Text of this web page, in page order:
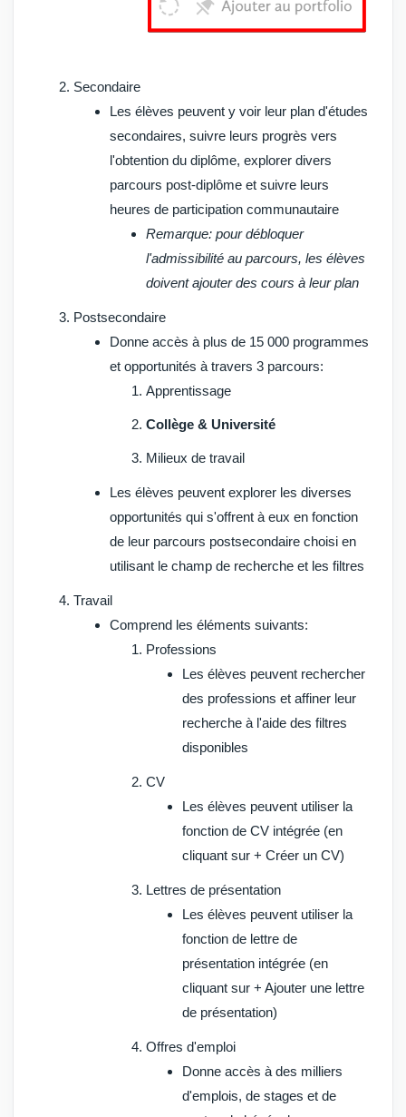
Secondaire
Les élèves peuvent y voir leur plan d'études
secondaires, suivre leurs progrès vers
l'obtention du diplôme, explorer divers
parcours post-diplôme et suivre leurs
heures de participation communautaire
Remarque: pour débloquer
l'admissibilité au parcours, les élèves
doivent ajouter des cours à leur plan
Postsecondaire
Donne accès à plus de 15 000 programmes
et opportunités à travers 3 parcours:
Apprentissage
Collège & Université
Milieux de travail
Les élèves peuvent explorer les diverses
opportunités qui s'offrent à eux en fonction
de leur parcours postsecondaire choisi en
utilisant le champ de recherche et les filtres
Travail
Comprend les éléments suivants:
Professions
Les élèves peuvent rechercher
des professions et affiner leur
recherche à l'aide des filtres
disponibles
CV
Les élèves peuvent utiliser la
fonction de CV intégrée (en
cliquant sur + Créer un CV)
Lettres de présentation
Les élèves peuvent utiliser la
fonction de lettre de
présentation intégrée (en
cliquant sur + Ajouter une lettre
de présentation)
Offres d'emploi
Donne accès à des milliers
d'emplois, de stages et de